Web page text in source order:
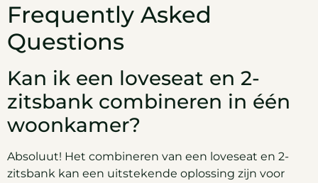
Frequently Asked
Questions
Kan ik een loveseat en 2-
zitsbank combineren in één
woonkamer?
Absoluut! Het combineren van een loveseat en 2-
zitsbank kan een uitstekende oplossing zijn voor